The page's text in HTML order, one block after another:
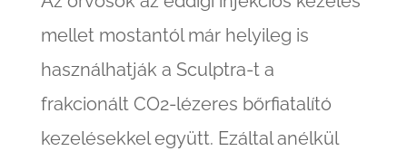
mellet mostantól már helyileg is
használhatják a Sculptra-t a
frakcionált CO2-lézeres bőrfiatalító
kezelésekkel együtt. Ezáltal anélkül